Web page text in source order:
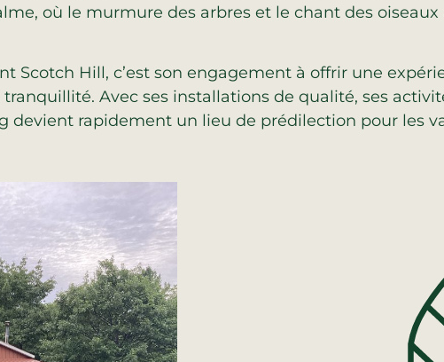
où le murmure des arbres et le chant des
Scotch Hill, c’est son engagement à offrir une
Avec ses installations de qualité, ses
devient rapidement un lieu de prédilection pour les